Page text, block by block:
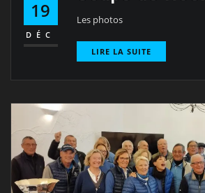
19
DÉC
Les photos
LIRE LA SUITE